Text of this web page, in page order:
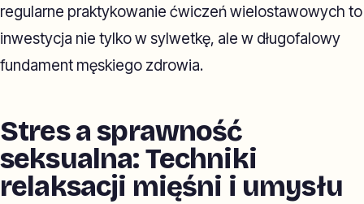
regularne praktykowanie ćwiczeń wielostawowych to
inwestycja nie tylko w sylwetkę, ale w długofalowy
fundament męskiego zdrowia.
Stres a sprawność
seksualna: Techniki
relaksacji mięśni i umysłu